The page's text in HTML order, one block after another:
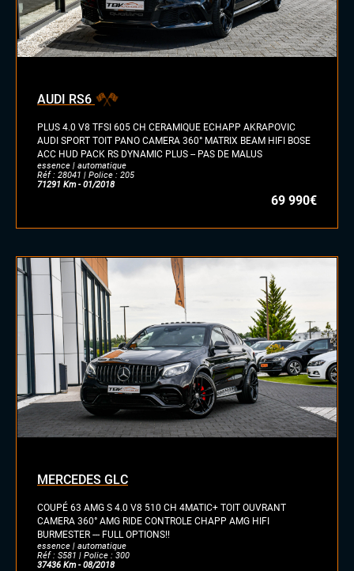
AUDI RS6
PLUS 4.0 V8 TFSI 605 CH CERAMIQUE ECHAPP AKRAPOVIC
AUDI SPORT TOIT PANO CAMERA 360° MATRIX BEAM HIFI BOSE
ACC HUD PACK RS DYNAMIC PLUS -- PAS DE MALUS
essence | automatique
Réf : 28041 | Police : 205
71291 Km - 01/2018
69 990€
MERCEDES GLC
COUPÉ 63 AMG S 4.0 V8 510 CH 4MATIC+ TOIT OUVRANT
CAMERA 360° AMG RIDE CONTROLE CHAPP AMG HIFI
BURMESTER --- FULL OPTIONS!!
essence | automatique
Réf : S581 | Police : 300
37436 Km - 08/2018